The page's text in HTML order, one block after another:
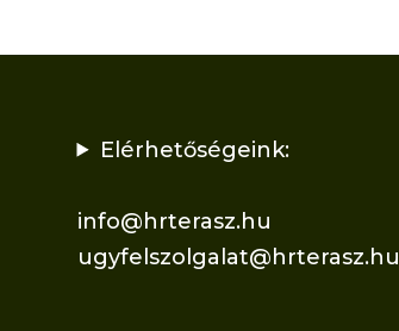
Elérhetőségeink:
info@hrterasz.hu
ugyfelszolgalat@hrterasz.hu